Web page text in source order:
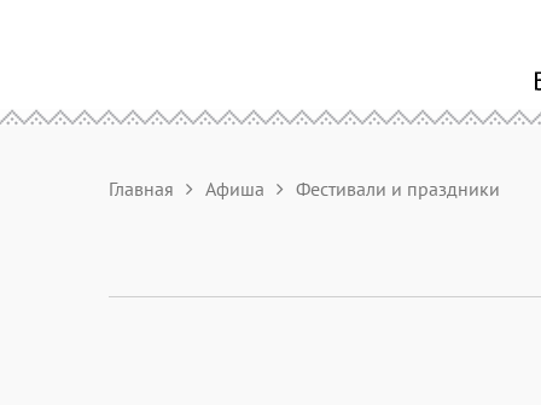
Главная Афиша Фестивали и праздники